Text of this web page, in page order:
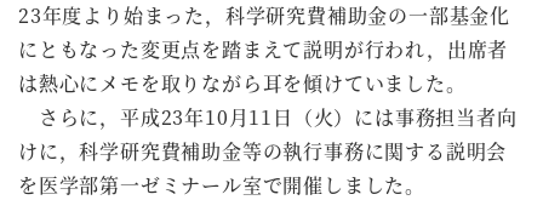
23年度より始まった，科学研究費補助金の一部基金化
にともなった変更点を踏まえて説明が行われ，出席者
は熱心にメモを取りながら耳を傾けていました。
さらに，平成23年10月11日（火）には事務担当者向
けに，科学研究費補助金等の執行事務に関する説明会
を医学部第一ゼミナール室で開催しました。